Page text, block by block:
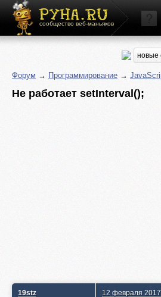
сообщество веб-маньяков
новые
Форум → Программирование →
Не работает setInterval();
19stz 12 февраля 2017